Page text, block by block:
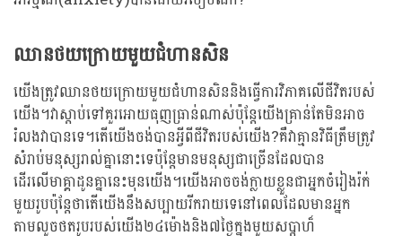
ឈានថយក្រោយមួយជំហានសិន
យើងត្រូវឈានថយក្រោយមួយជំហានសិននិងធ្វើការវិភាគលើជីវិតរបស់
យើង។វាស្តាប់ទៅគួរអោយធុញធ្រាន់ណាស់ប៉ុន្តែយើងគ្រាន់តែមិនអាច
រំលងវាបានទេ។តើយើងចង់បានអ្វីពីជីវិតរបស់យើង?គឺវាគ្មានវិធីត្រឹមត្រូវ
សំរាប់មនុស្សរាល់គ្នានោះទេប៉ុន្តែមានមនុស្សជាច្រើនដែលបាន
ដើរលើមាគ្គាដូនគ្នានេះមុនយើង។យើងអាចចង់ក្លាយខ្លួនជាអ្នកចំរៀងរ៉ក់
មួយរូបប៉ុន្តែថាតើយើងនឹងសប្បាយរីករាយទេនៅពេលដែលមានអ្នក
តាមលួចថតរូបរបស់យើង២៤ម៉ោងនិង៧ថ្ងៃក្នុងមួយសប្តាហ៏